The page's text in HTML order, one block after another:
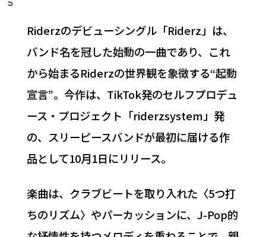
Riderzのデビューシングル「Riderz」は、
バンド名を冠した始動の一曲であり、これ
から始まるRiderzの世界観を象徴する“起動
宣言”。今作は、TikTok発のセルフプロデュ
ース・プロジェクト「riderzsystem」発
の、スリーピースバンドが最初に届ける作
品として10月1日にリリース。
楽曲は、クラブビートを取り入れた〈5つ打
ちのリズム〉やパーカッションに、J-Pop的